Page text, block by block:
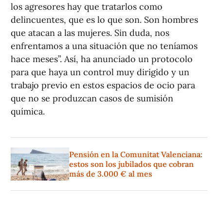
los agresores hay que tratarlos como
delincuentes, que es lo que son. Son hombres
que atacan a las mujeres. Sin duda, nos
enfrentamos a una situación que no teníamos
hace meses”. Así, ha anunciado un protocolo
para que haya un control muy dirigido y un
trabajo previo en estos espacios de ocio para
que no se produzcan casos de sumisión
química.
Pensión en la Comunitat Valenciana:
estos son los jubilados que cobran
más de 3.000 € al mes